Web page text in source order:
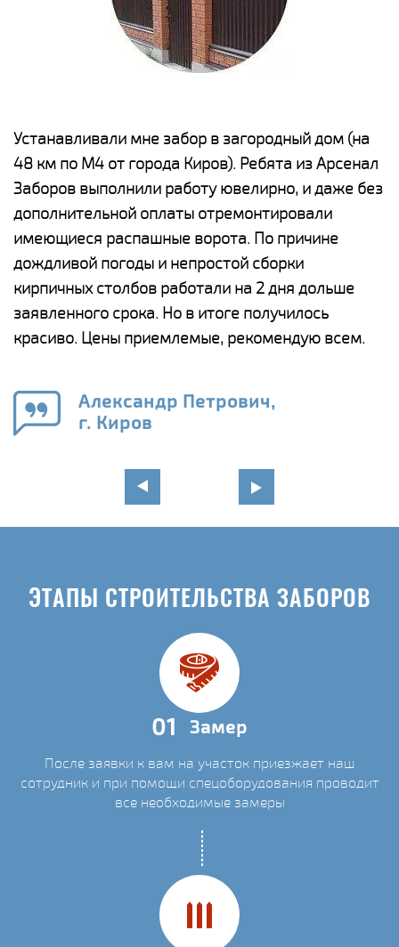
Устанавливали мне забор в загородный дом (на
48 км по М4 от города Киров). Ребята из Арсенал
Заборов выполнили работу ювелирно, и даже без
дополнительной оплаты отремонтировали
имеющиеся распашные ворота. По причине
дождливой погоды и непростой сборки
кирпичных столбов работали на 2 дня дольше
заявленного срока. Но в итоге получилось
красиво. Цены приемлемые, рекомендую всем.
Александр Петрович,
г. Киров
ЭТАПЫ СТРОИТЕЛЬСТВА ЗАБОРОВ
01 Замер
После заявки к вам на участок приезжает наш
сотрудник и при помощи спецоборудования проводит
все необходимые замеры